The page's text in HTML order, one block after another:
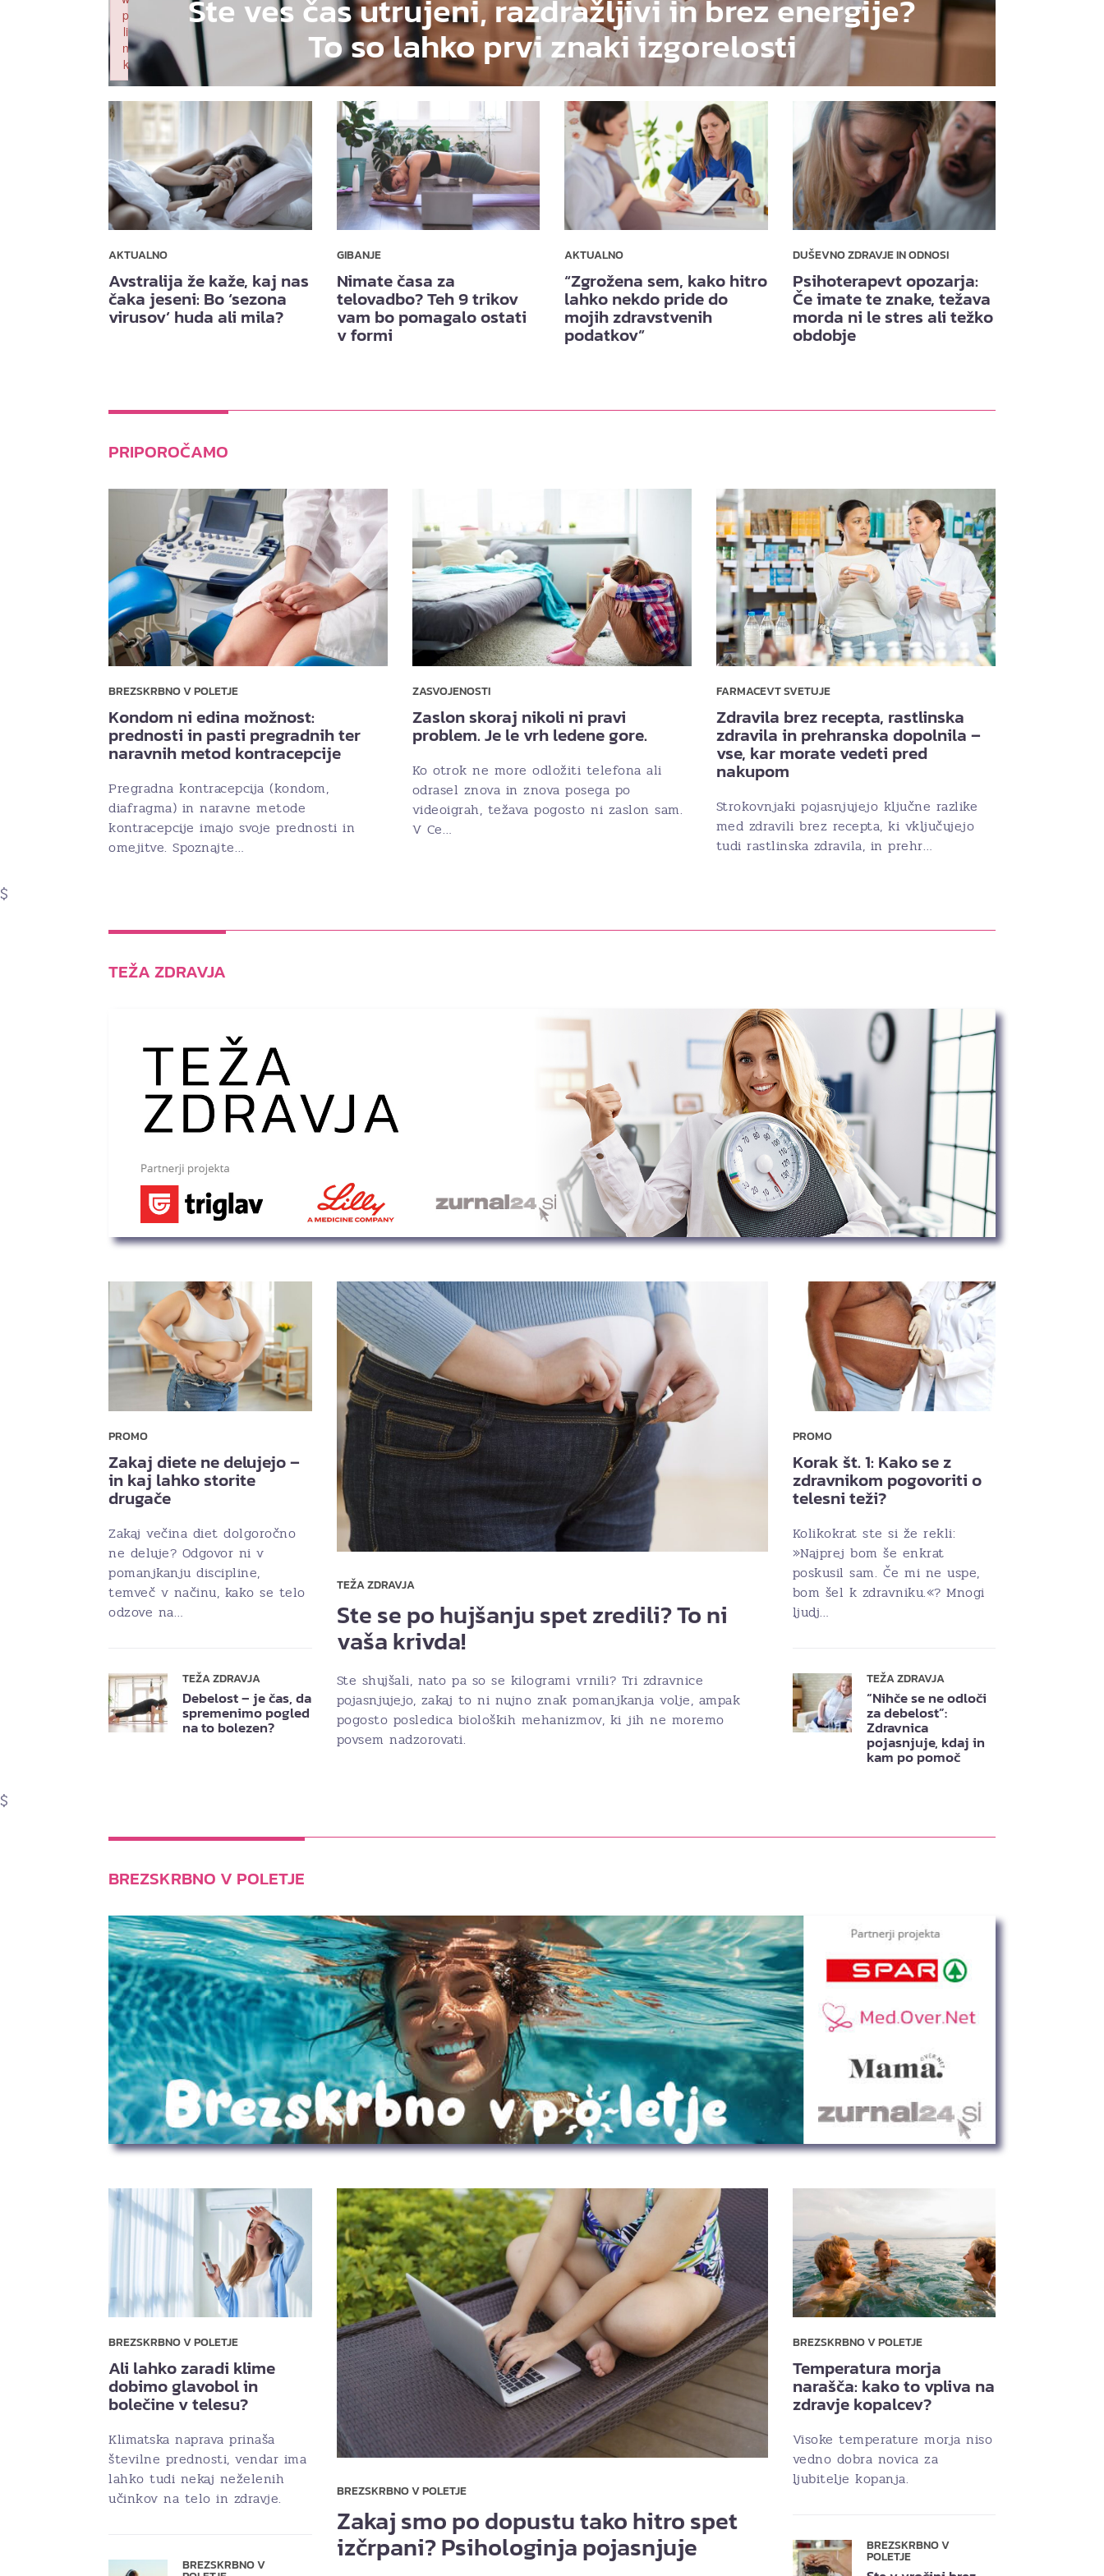
Ste ves čas utrujeni, razdražljivi in brez energije?
To so lahko prvi znaki izgorelosti
AKTUALNO
Avstralija že kaže, kaj nas
čaka jeseni: Bo ‘sezona
virusov’ huda ali mila?
GIBANJE
Nimate časa za
telovadbo? Teh 9 trikov
vam bo pomagalo ostati
v formi
AKTUALNO
“Zgrožena sem, kako hitro
lahko nekdo pride do
mojih zdravstvenih
podatkov”
DUŠEVNO ZDRAVJE IN ODNOSI
Psihoterapevt opozarja:
Če imate te znake, težava
morda ni le stres ali težko
obdobje
PRIPOROČAMO
BREZSKRBNO V POLETJE
Kondom ni edina možnost:
prednosti in pasti pregradnih ter
naravnih metod kontracepcije
Pregradna kontracepcija (kondom,
diafragma) in naravne metode
kontracepcije imajo svoje prednosti in
omejitve. Spoznajte…
ZASVOJENOSTI
Zaslon skoraj nikoli ni pravi
problem. Je le vrh ledene gore.
Ko otrok ne more odložiti telefona ali
odrasel znova in znova posega po
videoigrah, težava pogosto ni zaslon sam.
V Ce…
FARMACEVT SVETUJE
Zdravila brez recepta, rastlinska
zdravila in prehranska dopolnila –
vse, kar morate vedeti pred
nakupom
Strokovnjaki pojasnjujejo ključne razlike
med zdravili brez recepta, ki vključujejo
tudi rastlinska zdravila, in prehr…
$
TEŽA ZDRAVJA
TEŽA ZDRAVJA
Ste se po hujšanju spet zredili? To ni
vaša krivda!
Ste shujšali, nato pa so se kilogrami vrnili? Tri zdravnice
pojasnjujejo, zakaj to ni nujno znak pomanjkanja volje, ampak
pogosto posledica bioloških mehanizmov, ki jih ne moremo
povsem nadzorovati.
PROMO
Zakaj diete ne delujejo –
in kaj lahko storite
drugače
Zakaj večina diet dolgoročno
ne deluje? Odgovor ni v
pomanjkanju discipline,
temveč v načinu, kako se telo
odzove na…
TEŽA ZDRAVJA
Debelost – je čas, da
spremenimo pogled
na to bolezen?
PROMO
Korak št. 1: Kako se z
zdravnikom pogovoriti o
telesni teži?
Kolikokrat ste si že rekli:
»Najprej bom še enkrat
poskusil sam. Če mi ne uspe,
bom šel k zdravniku.«? Mnogi
ljudj…
TEŽA ZDRAVJA
“Nihče se ne odloči
za debelost”:
Zdravnica
pojasnjuje, kdaj in
kam po pomoč
$
BREZSKRBNO V POLETJE
BREZSKRBNO V POLETJE
Zakaj smo po dopustu tako hitro spet
izčrpani? Psihologinja pojasnjuje
BREZSKRBNO V POLETJE
Ali lahko zaradi klime
dobimo glavobol in
bolečine v telesu?
Klimatska naprava prinaša
številne prednosti, vendar ima
lahko tudi nekaj neželenih
učinkov na telo in zdravje.
BREZSKRBNO V
BREZSKRBNO V POLETJE
Temperatura morja
narašča: kako to vpliva na
zdravje kopalcev?
Visoke temperature morja niso
vedno dobra novica za
ljubitelje kopanja.
BREZSKRBNO V
POLETJE
p
li
n
k
Failed to initialize plugin: wplink